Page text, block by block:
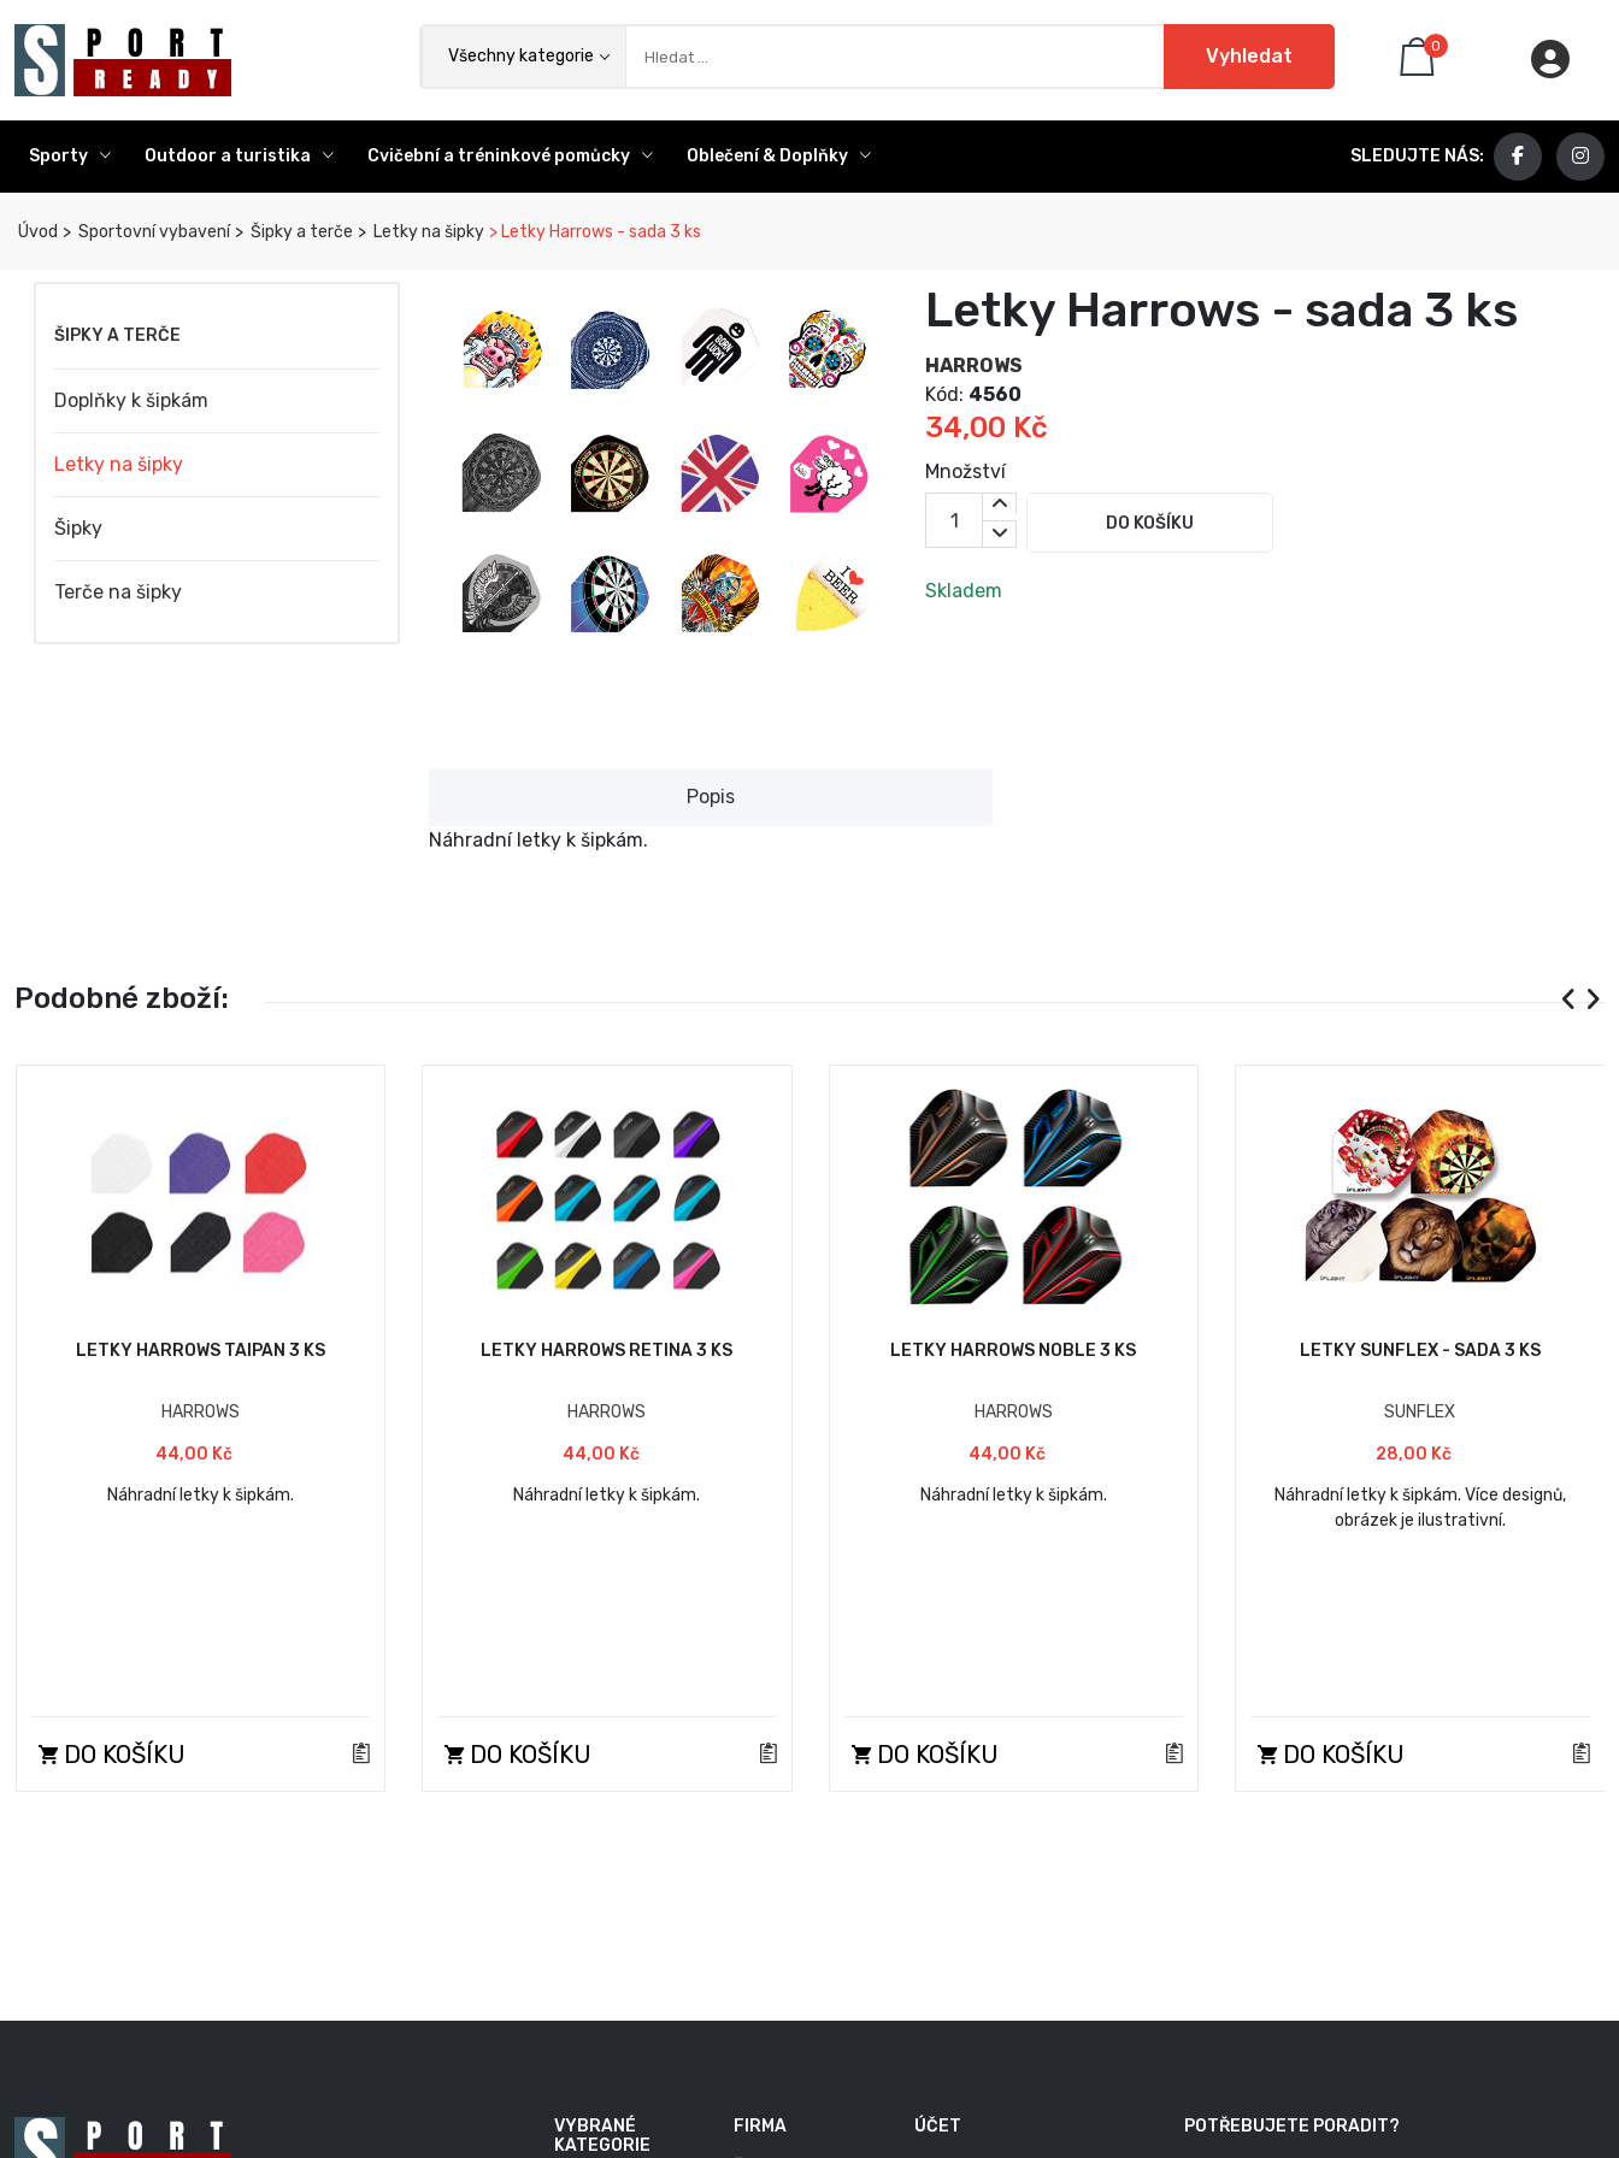
Všechny kategorie Vyhledat 0
Sporty Outdoor a turistika Cvičební a tréninkové pomůcky Oblečení & Doplňky SLEDUJTE NÁS:
Úvod Sportovní vybavení Šipky a terče Letky na šipky Letky Harrows - sada 3 ks
Letky Harrows - sada 3 ks
HARROWS
Kód: 4560
34,00 Kč
Množství
DO KOŠÍKU
Skladem
Popis
Náhradní letky k šipkám.
ŠIPKY A TERČE
Doplňky k šipkám
Letky na šipky
Šipky
Terče na šipky
Podobné zboží:
LETKY HARROWS TAIPAN 3 KS
HARROWS
44,00 Kč
Náhradní letky k šipkám.
DO KOŠÍKU
LETKY HARROWS RETINA 3 KS
HARROWS
44,00 Kč
Náhradní letky k šipkám.
DO KOŠÍKU
LETKY HARROWS NOBLE 3 KS
HARROWS
44,00 Kč
Náhradní letky k šipkám.
DO KOŠÍKU
LETKY SUNFLEX - SADA 3 KS
SUNFLEX
28,00 Kč
Náhradní letky k šipkám. Více designů,
obrázek je ilustrativní.
DO KOŠÍKU
VYBRANÉ
KATEGORIE
FIRMA
ÚČET POTŘEBUJETE PORADIT?